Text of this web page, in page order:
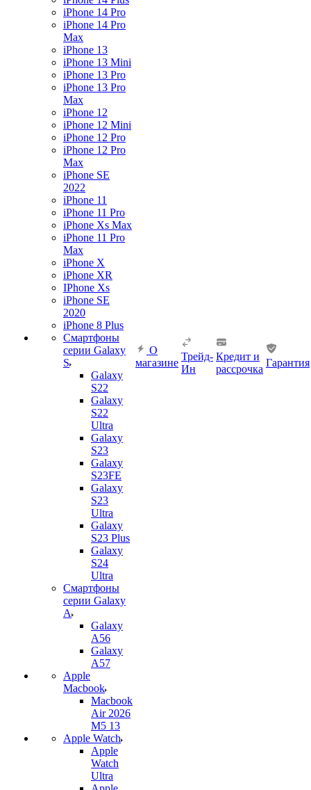
iPhone 14 Pro
iPhone 14 Pro
Max
iPhone 13
iPhone 13 Mini
iPhone 13 Pro
iPhone 13 Pro
Max
iPhone 12
iPhone 12 Mini
iPhone 12 Pro
iPhone 12 Pro
Max
iPhone SE
2022
iPhone 11
iPhone 11 Pro
iPhone Xs Max
iPhone 11 Pro
Max
iPhone X
iPhone XR
IPhone Xs
iPhone SE
2020
iPhone 8 Plus
Смартфоны
серии Galaxy
S
Galaxy
S22
Galaxy
S22
Ultra
Galaxy
S23
Galaxy
S23FE
Galaxy
S23
Ultra
Galaxy
S23 Plus
Galaxy
S24
Ultra
Смартфоны
серии Galaxy
A
Galaxy
A56
Galaxy
A57
Apple
Macbook
Macbook
Air 2026
M5 13
Apple Watch
Apple
Watch
Ultra
О
магазине
Трейд-
Ин
Кредит и
рассрочка
Гарантия